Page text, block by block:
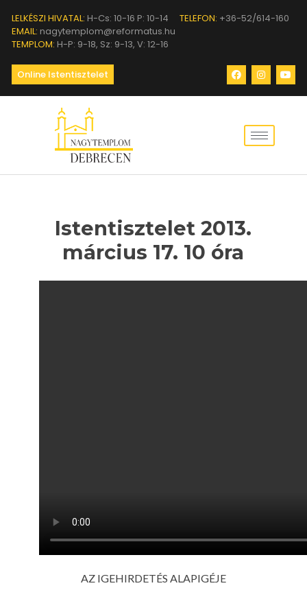
LELKÉSZI HIVATAL: H-Cs: 10-16 P: 10-14 TELEFON: +36-52/614-160
EMAIL: nagytemplom@reformatus.hu
TEMPLOM: H-P: 9-18, Sz: 9-13, V: 12-16
Online Istentisztelet
Istentisztelet 2013.
március 17. 10 óra
AZ IGEHIRDETÉS ALAPIGÉJE